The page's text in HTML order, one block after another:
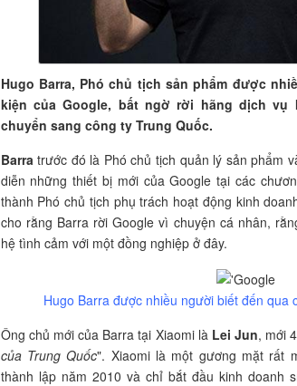
Hugo Barra, Phó chủ tịch sản phẩm được
kiện của Google, bất ngờ rời hãng dịch vụ
chuyển sang công ty Trung Quốc.
Barratrước đó là Phó chủ tịch quản lý sản phẩm
diễn những thiết bị mới của Google tại các
thành Phó chủ tịch phụ trách hoạt động kinh
cho rằng Barra rời Google vì chuyện cá nhân,
hệ tình cảm với một đồng nghiệp ở đây.
Hugo Barra được nhiều người biết đến qua
Ông chủ mới của Barra tại Xiaomi là Lei Jun, mới
của Trung Quốc". Xiaomi là một gương mặt rất
thành lập năm 2010 và chỉ bắt đầu kinh doanh